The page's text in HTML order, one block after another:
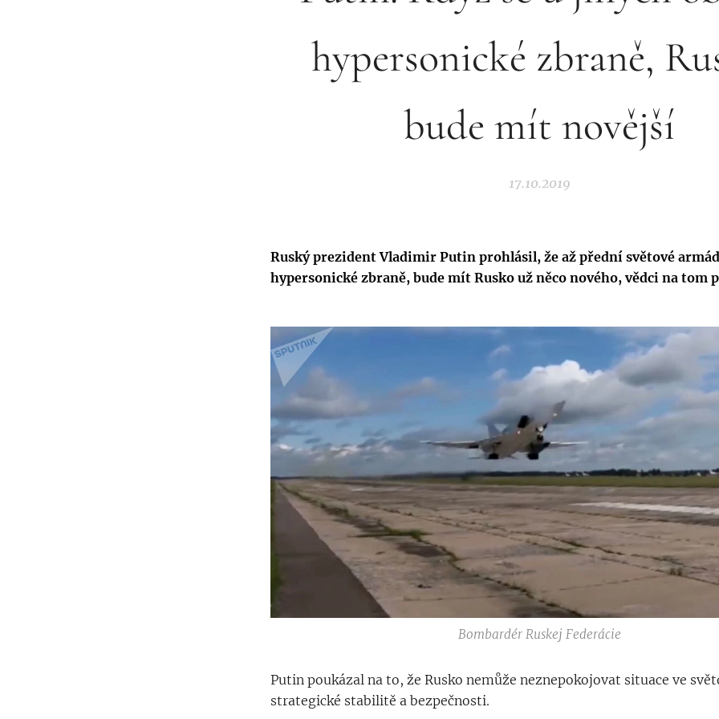
hypersonické zbraně,
bude mít novější
17.10.2019
Ruský prezident Vladimir Putin prohlásil, že až přední světové
hypersonické zbraně, bude mít Rusko už něco nového, vědci na tom
Bombardér Ruskej Federácie
Putin poukázal na to, že Rusko nemůže neznepokojovat situace ve
strategické stabilitě a bezpečnosti.